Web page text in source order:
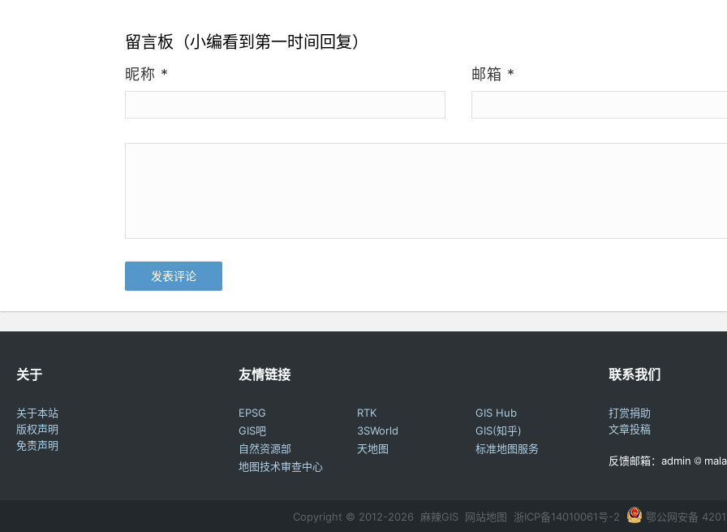
留言板（小编看到第一时间回复）
昵称 * 邮箱 *
关于
关于本站
版权声明
免责声明
友情链接
EPSG RTK
GIS Hub
GIS吧
3SWorld
GIS(知乎)
自然资源部
天地图
标准地图服务
地图技术审查中心
联系我们
打赏捐助
文章投稿
反馈邮箱：admin
Copyright © 2012-2026 麻辣GIS 网站地图 浙ICP备14010061号-2 鄂公网安备